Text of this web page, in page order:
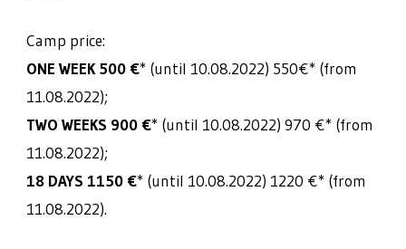
Camp price:
ONE WEEK 500 €* (until 10.08.2022) 550€* (from
11.08.2022);
TWO WEEKS 900 €* (until 10.08.2022) 970 €* (from
11.08.2022);
18 DAYS 1150 €* (until 10.08.2022) 1220 €* (from
11.08.2022).